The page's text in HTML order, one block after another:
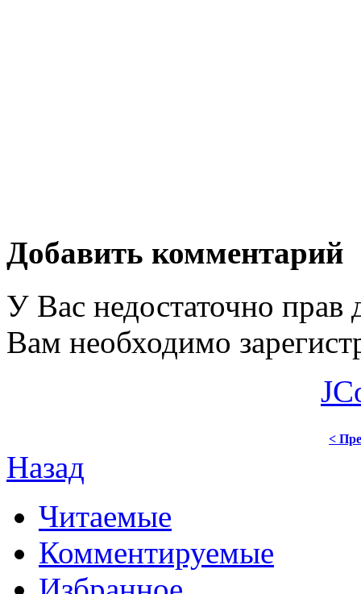
Добавить комментарий
У Вас недостаточно прав
Вам необходимо
<
Назад
Читаемые
Комментируемые